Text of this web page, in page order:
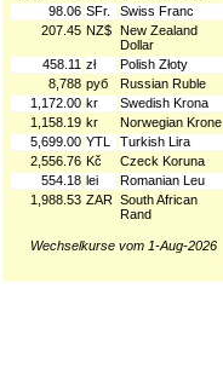
98.06 SFr.
Swiss Franc
207.45 NZ$ New Zealand
Dollar
458.11 zł
Polish Złoty
8,788 руб
Russian Ruble
1,172.00 kr
Swedish Krona
1,158.19 kr
Norwegian Krone
5,699.00 YTL
Turkish Lira
2,556.76 Kč
Czeck Koruna
554.18 lei
Romanian Leu
1,988.53 ZAR South African
Rand
Wechselkurse vom 1-Aug-2026